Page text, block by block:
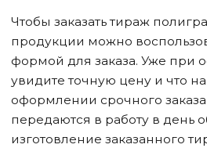
Чтобы заказать тираж
продукции можно
формой для заказа. Уже при
увидите точную цену и что
оформлении срочного
передаются в работу в день
изготовление заказанного